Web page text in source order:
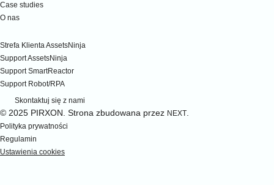
Case studies
O nas
Strefa Klienta AssetsNinja
Support AssetsNinja
Support SmartReactor
Support Robot/RPA
Skontaktuj się z nami
© 2025 PIRXON. Strona zbudowana przez NEXT
Polityka prywatności
Regulamin
Ustawienia cookies